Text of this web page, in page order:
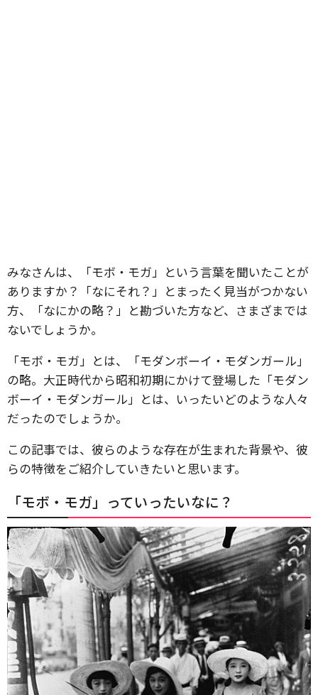
みなさんは、「モボ・モガ」という言葉を聞いたことが
ありますか？「なにそれ？」とまったく見当がつかない
方、「なにかの略？」と勘づいた方など、さまざまでは
ないでしょうか。
「モボ・モガ」とは、「モダンボーイ・モダンガール」
の略。大正時代から昭和初期にかけて登場した「モダン
ボーイ・モダンガール」とは、いったいどのような人々
だったのでしょうか。
この記事では、彼らのような存在が生まれた背景や、彼
らの特徴をご紹介していきたいと思います。
「モボ・モガ」っていったいなに？